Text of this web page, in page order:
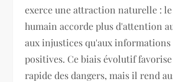
exerce une attraction naturelle : le
humain accorde plus d'attention
aux injustices qu'aux informations
positives. Ce biais évolutif
rapide des dangers, mais il rend